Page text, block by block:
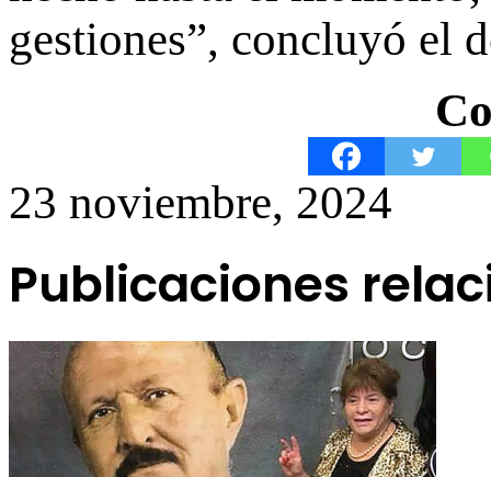
gestiones”, concluyó el
23 noviembre, 2024
Publicaciones